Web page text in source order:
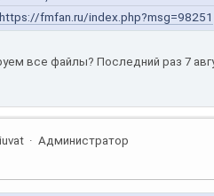
https://fmfan.ru/index.php?msg=98251
все файлы? Последний раз 7
Администратор